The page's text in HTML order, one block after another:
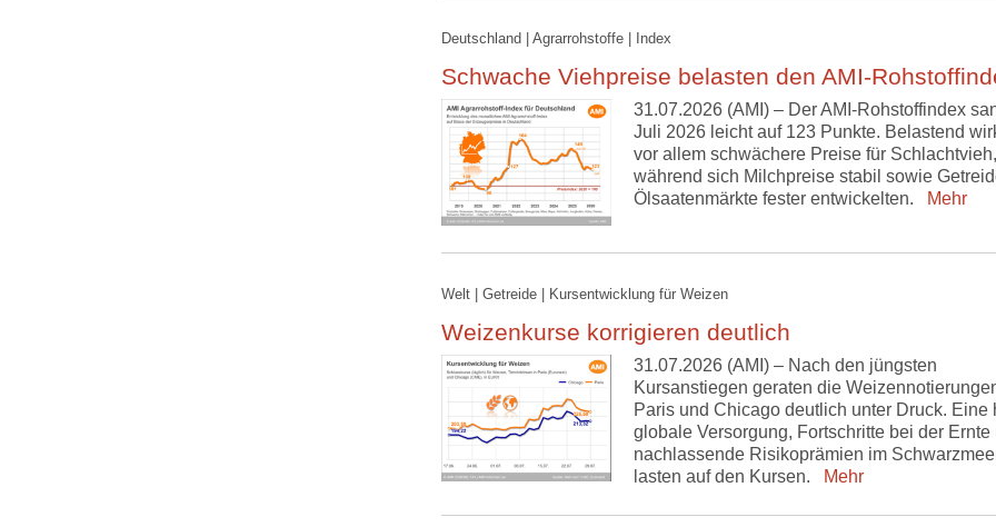
Deutschland | Agrarrohstoffe | Index
Schwache Viehpreise belasten den AMI-
31.07.2026 (AMI) – Der AMI-Rohstoffindex
Juli 2026 leicht auf 123 Punkte. Belastend
vor allem schwächere Preise für Schlachtvieh,
während sich Milchpreise stabil sowie
Ölsaatenmärkte fester entwickelten.
Mehr
Welt | Getreide | Kursentwicklung für Weizen
Weizenkurse korrigieren deutlich
31.07.2026 (AMI) – Nach den jüngsten
Kursanstiegen geraten die
Paris und Chicago deutlich unter Druck. Eine
globale Versorgung, Fortschritte bei der Ernte
nachlassende Risikoprämien im
lasten auf den Kursen.
Mehr